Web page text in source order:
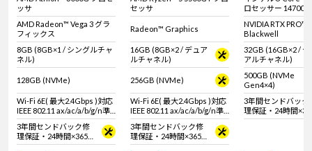
ッサ
AMD Radeon™ Vega 3 グラ
フィックス
8GB (8GB×1 / シングルチャ
ネル)
128GB (NVMe)
Wi-Fi 6E( 最大2.4Gbps )対応
IEEE 802.11 ax/ac/a/b/g/n準
拠 ＋ Bluetooth 5内蔵
3年間センドバック修
理保証・24時間×365
日電話サポート
セッサ
Radeon™ Graphics
16GB (8GB×2 / デュア
ルチャネル)
256GB (NVMe)
Wi-Fi 6E( 最大2.4Gbps )対応
IEEE 802.11 ax/ac/a/b/g/n準
拠 ＋ Bluetooth 5内蔵
3年間センドバック修
理保証・24時間×365
日電話サポート
ロセッサー 14700T
NVIDIA RTX PRO™
Blackwell
32GB (16GB×2 / デ
アルチャネル)
500GB (NVMe
Gen4×4)
3年間センドバック
理保証・24時間
日電話サポート